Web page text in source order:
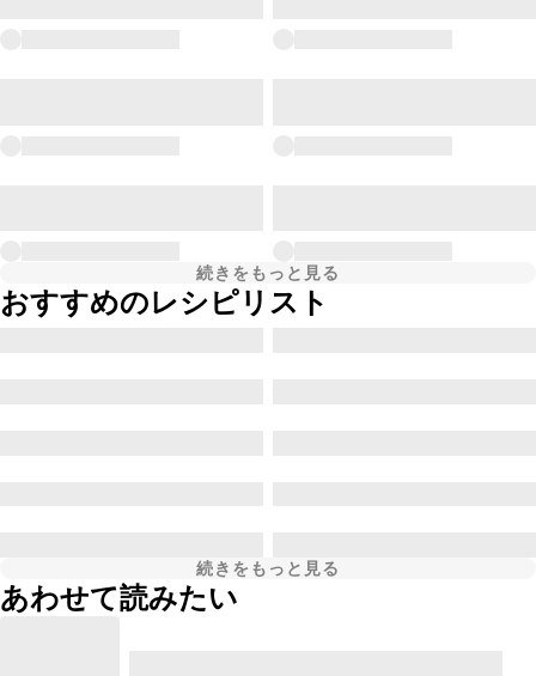
続きをもっと見る
おすすめのレシピリスト
続きをもっと見る
あわせて読みたい